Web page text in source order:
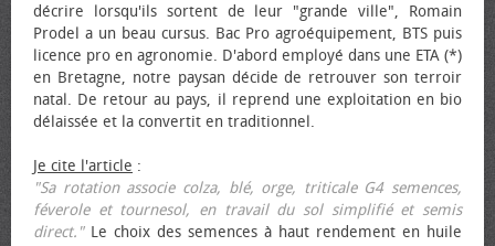
décrire lorsqu'ils sortent de leur "grande ville", Romain
Prodel a un beau cursus. Bac Pro agroéquipement, BTS puis
licence pro en agronomie. D'abord employé dans une ETA (*)
en Bretagne, notre paysan décide de retrouver son terroir
natal. De retour au pays, il reprend une exploitation en bio
délaissée et la convertit en traditionnel.
Je cite l'article :
"Sa rotation associe colza, blé, orge, triticale G4 semences,
féverole et tournesol, en travail du sol simplifié et semis
direct."Le choix des semences à haut rendement en huile